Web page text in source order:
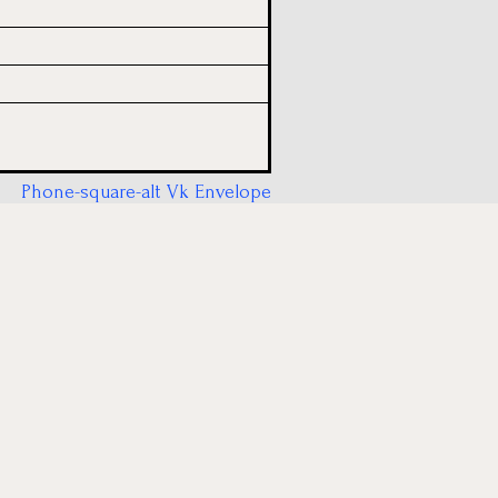
Phone-square-alt Vk Envelope